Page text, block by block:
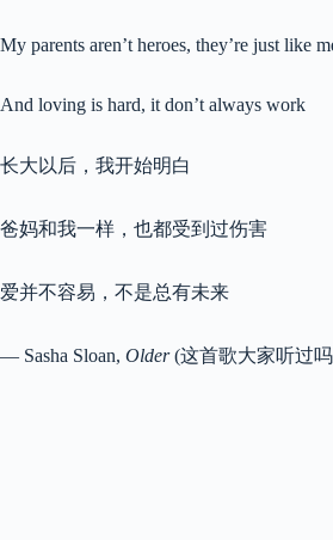
My parents aren’t heroes, they’re just like
And loving is hard, it don’t always work
长大以后，我开始明白
爸妈和我一样，也都受到过伤害
爱并不容易，不是总有未来
― Sasha Sloan, Older(这首歌大家听过